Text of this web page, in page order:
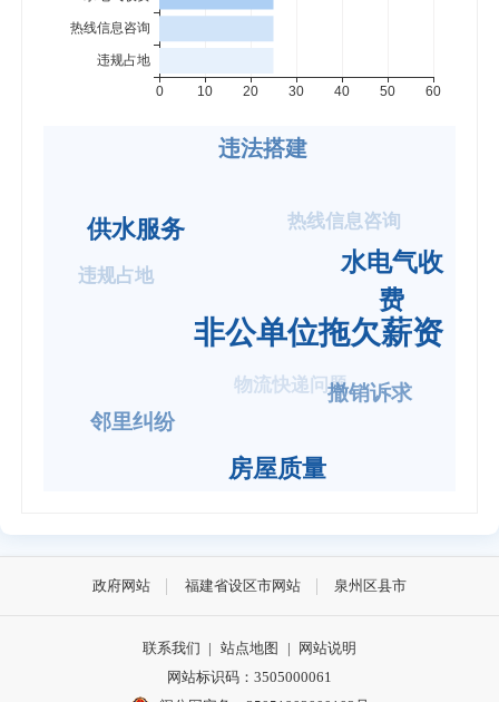
邻里纠纷
房屋质量
非公单位拖欠薪资
供水服务
违规占地
物流快递问题撤销诉求
水电气收
费
违法搭建
热线信息咨询
政府网站 福建省设区市网站 泉州区县市
联系我们 | 站点地图 | 网站说明
网站标识码：3505000061